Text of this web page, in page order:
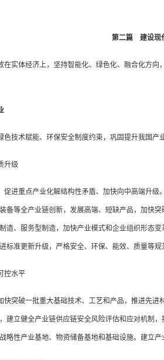
第二篇 建设现
在实体经济上，坚持智能化、绿色化、融合化方
色技术赋能、环保安全制度约束，巩固提升我国产
升级
促进重点产业化解结构性矛盾、加快向中高端升
备等全产业链创新，发展高端、短缺产品，加快
造、服务型制造，加快产业模式和企业组织形态
标准更新升级，严格安全、环保、能效、质量等
控水平
快突破一批重大基础技术、工艺和产品，推进先
建立健全产业链供应链安全风险评估和应对机制
略性产业基地、物资储备基地和基础设施。建立